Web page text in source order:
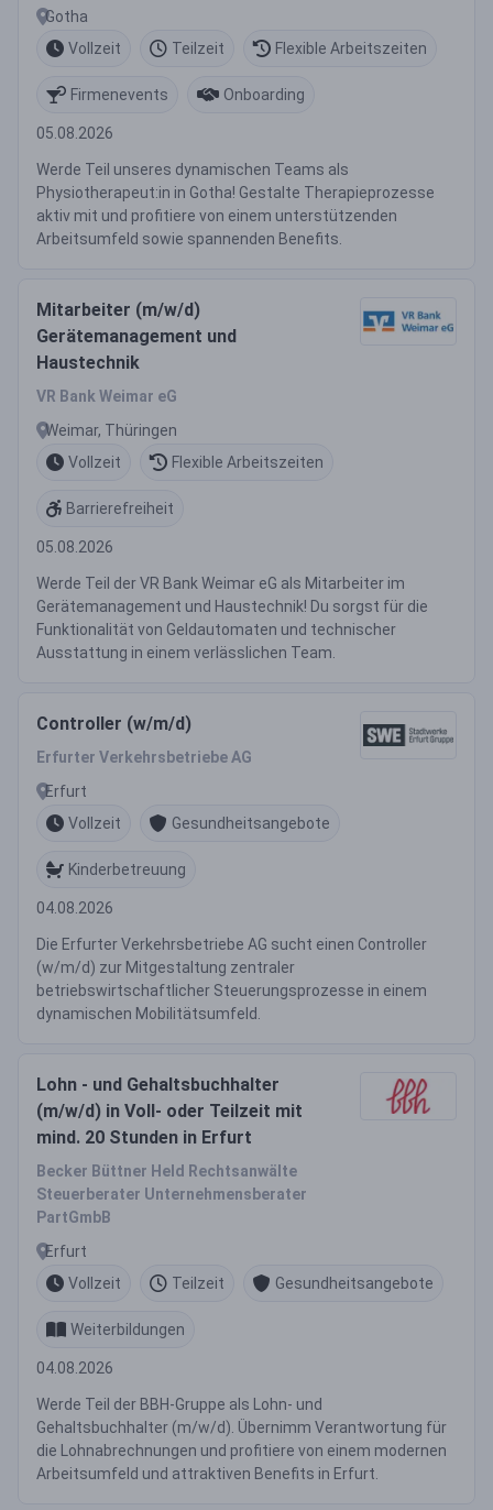
Gotha
Vollzeit
Teilzeit Flexible Arbeitszeiten
Firmenevents Onboarding
05.08.2026
Werde Teil unseres dynamischen Teams als
Physiotherapeut:in in Gotha! Gestalte Therapieprozesse
aktiv mit und profitiere von einem unterstützenden
Arbeitsumfeld sowie spannenden Benefits.
Mitarbeiter (m/w/d)
Gerätemanagement und
Haustechnik
VR Bank Weimar eG
Weimar, Thüringen
Vollzeit
Flexible Arbeitszeiten
Barrierefreiheit
05.08.2026
Werde Teil der VR Bank Weimar eG als Mitarbeiter im
Gerätemanagement und Haustechnik! Du sorgst für die
Funktionalität von Geldautomaten und technischer
Ausstattung in einem verlässlichen Team.
Controller (w/m/d)
Erfurter Verkehrsbetriebe AG
Erfurt
Vollzeit
Gesundheitsangebote
Kinderbetreuung
04.08.2026
Die Erfurter Verkehrsbetriebe AG sucht einen Controller
(w/m/d) zur Mitgestaltung zentraler
betriebswirtschaftlicher Steuerungsprozesse in einem
dynamischen Mobilitätsumfeld.
Lohn - und Gehaltsbuchhalter
(m/w/d) in Voll- oder Teilzeit mit
mind. 20 Stunden in Erfurt
Becker Büttner Held Rechtsanwälte
Steuerberater Unternehmensberater
PartGmbB
Erfurt
Vollzeit
Teilzeit Gesundheitsangebote
Weiterbildungen
04.08.2026
Werde Teil der BBH-Gruppe als Lohn- und
Gehaltsbuchhalter (m/w/d). Übernimm Verantwortung für
die Lohnabrechnungen und profitiere von einem modernen
Arbeitsumfeld und attraktiven Benefits in Erfurt.